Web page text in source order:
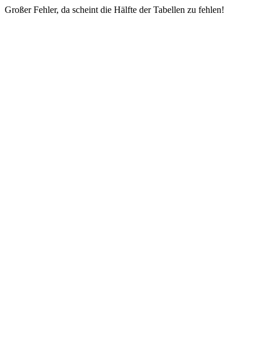
Großer Fehler, da scheint die Hälfte der Tabellen zu fehlen!